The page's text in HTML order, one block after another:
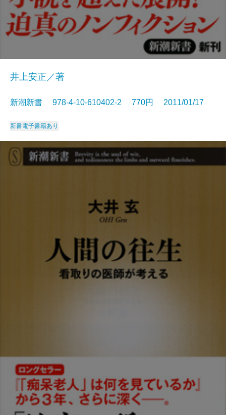
井上安正／著
新潮新書 978-4-10-610402-2 770円 2011/01/17
新書電子書籍あり